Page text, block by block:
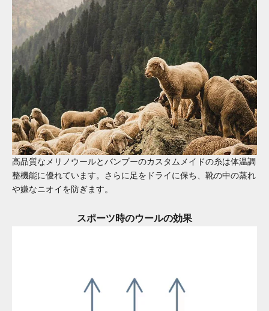
高品質なメリノウールとバンブーのカスタムメイドの糸は体温調
整機能に優れています。さらに足をドライに保ち、靴の中の蒸れ
や嫌なニオイを防ぎます。
スポーツ時のウールの効果